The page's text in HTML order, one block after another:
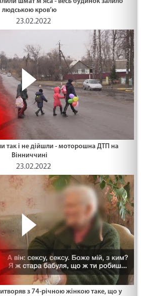
людською кров’ю
23.02.2022
так і не дійшли - моторошна ДТП на
Вінниччині
23.02.2022
з 74-річною жінкою таке, що у